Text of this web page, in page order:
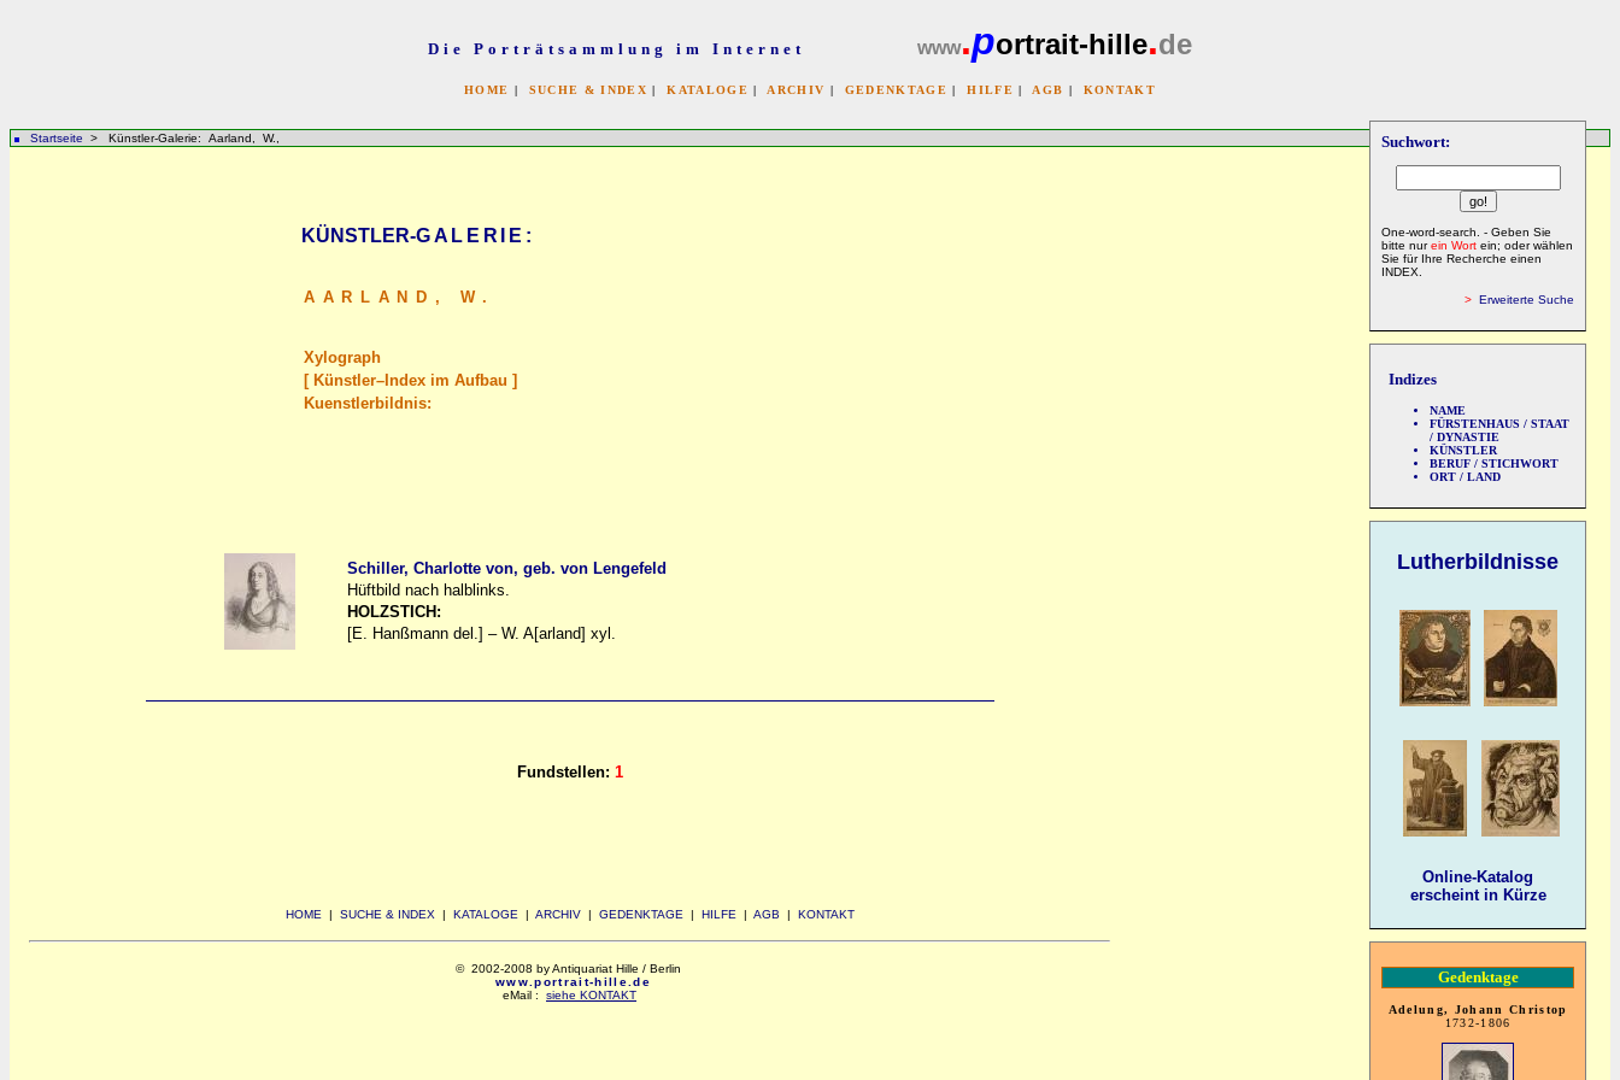
Die Porträtsammlung im Internet www.portrait-hille.de
HOME | SUCHE & INDEX |KATALOGE | ARCHIV | GEDENKTAGE |HILFE | AGB | KONTAKT
Suchwort:
One-word-search. - Geben Sie
bitte nurein Wort ein; oder wählen
Sie für Ihre Recherche einen
INDEX.
> Erweiterte Suche
Indizes
NAME
FÜRSTENHAUS / STAAT
/ DYNASTIE
KÜNSTLER
BERUF / STICHWORT
ORT / LAND
Lutherbildnisse
Online-Katalog
erscheint in Kürze
Gedenktage
Adelung, Johann Christop
1732-1806
Startseite > Künstler-Galerie: Aarland, W.,
KÜNSTLER-GALERIE :
AARLAND, W.
Xylograph
[ Künstler–Index im Aufbau ]
Kuenstlerbildnis:
Schiller, Charlotte von, geb. von Lengefeld
Hüftbild nach halblinks.
HOLZSTICH:
[E. Hanßmann del.] – W. A[arland] xyl.
Fundstellen: 1
HOME | SUCHE & INDEX | KATALOGE | ARCHIV| GEDENKTAGE | HILFE | AGB | KONTAKT
© 2002-2008 by Antiquariat Hille / Berlin
www.portrait-hille.de
eMail : siehe KONTAKT